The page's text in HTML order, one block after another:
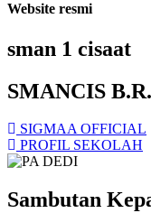
Website resmi
sman 1 cisaat
SMANCIS
SIGMAA OFFICIAL
PROFIL SEKOLAH
Sambutan